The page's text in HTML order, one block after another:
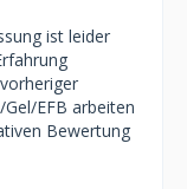
ist leider
EFB arbeiten
Bewertung